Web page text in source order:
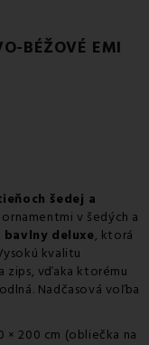
BÉŽOVÉ EMI
šedej a
v šedých a
bavlny deluxe, ktorá
kvalitu
zips, vďaka ktorému
Nadčasová voľba
× 200 cm (obliečka na